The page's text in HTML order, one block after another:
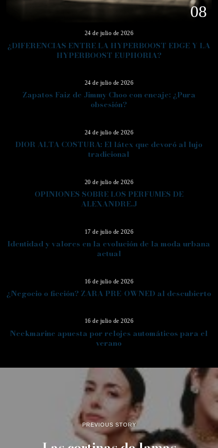
08
24 de julio de 2026
¿DIFERENCIAS ENTRE LA HYPERBOOST EDGE Y LA
HYPERBOOST EUPHORIA?
24 de julio de 2026
Zapatos Faiz de Jimmy Choo con encaje: ¿Pura
obsesión?
24 de julio de 2026
DIOR ALTA COSTURA: El látex que devoró al lujo
tradicional
20 de julio de 2026
OPINIONES SOBRE LOS PERFUMES DE
ALEXANDRE.J
17 de julio de 2026
Identidad y valores en la evolución de la moda urbana
actual
16 de julio de 2026
¿Negocio o ficción? ZARA PRE-OWNED al descubierto
14
16 de julio de 2026
Neckmarine apuesta por relojes automáticos para el
verano
PREVIOUS STORY